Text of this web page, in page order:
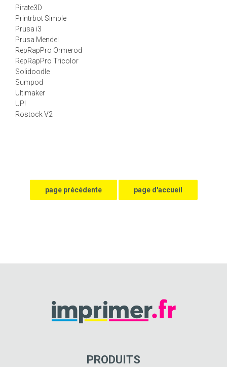
Pirate3D
Printrbot Simple
Prusa i3
Prusa Mendel
RepRapPro Ormerod
RepRapPro Tricolor
Solidoodle
Sumpod
Ultimaker
UP!
Rostock V2
PRODUITS